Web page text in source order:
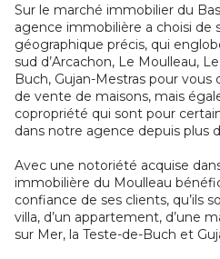
Sur le marché immobilier du
agence immobilière a choisi de
géographique précis, qui
sud d’Arcachon, Le Moulleau,
Buch, Gujan-Mestras pour
de vente de maisons, mais
copropriété qui sont pour
dans notre agence depuis plus
Avec une notoriété acquise
immobilière du Moulleau
confiance de ses clients, qu’ils
villa, d’un appartement, d’une
sur Mer, la Teste-de-Buch et